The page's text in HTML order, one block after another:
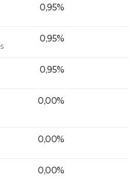
0,95%
0,95%
0,95%
0,00%
0,00%
0,00%